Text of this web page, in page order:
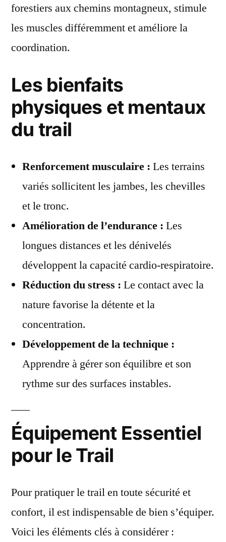
forestiers aux chemins montagneux, stimule
les muscles différemment et améliore la
coordination.
Les bienfaits
physiques et mentaux
du trail
Renforcement musculaire : Les terrains
variés sollicitent les jambes, les chevilles
et le tronc.
Amélioration de l’endurance : Les
longues distances et les dénivelés
développent la capacité cardio-respiratoire.
Réduction du stress : Le contact avec la
nature favorise la détente et la
concentration.
Développement de la technique :
Apprendre à gérer son équilibre et son
rythme sur des surfaces instables.
Équipement Essentiel
pour le Trail
Pour pratiquer le trail en toute sécurité et
confort, il est indispensable de bien s’équiper.
Voici les éléments clés à considérer :